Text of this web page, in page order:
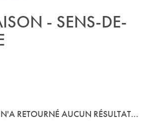
- SENS-DE-
RETOURNÉ AUCUN RÉSULTAT...